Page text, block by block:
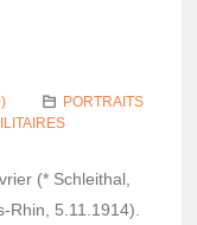
PORTRAITS
(* Schlei­thal,
Rhin, 5.11.1914).